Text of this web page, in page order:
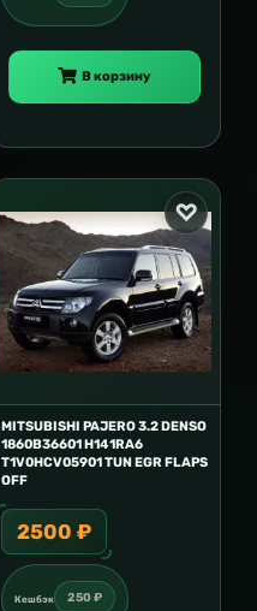
В корзину
MITSUBISHI PAJERO 3.2 DENSO
1860B36601 H141RA6
T1V0HCV05901 TUN EGR FLAPS
OFF
2500 ₽
Кешбэк 250 ₽